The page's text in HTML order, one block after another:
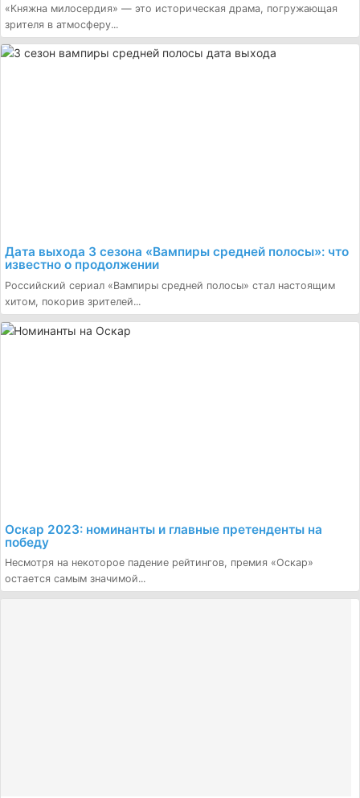
«Княжна милосердия» — это историческая драма, погружающая
зрителя в атмосферу...
Дата выхода 3 сезона «Вампиры средней полосы»: что
известно о продолжении
Российский сериал «Вампиры средней полосы» стал настоящим
хитом, покорив зрителей...
Оскар 2023: номинанты и главные претенденты на
победу
Несмотря на некоторое падение рейтингов, премия «Оскар»
остается самым значимой...